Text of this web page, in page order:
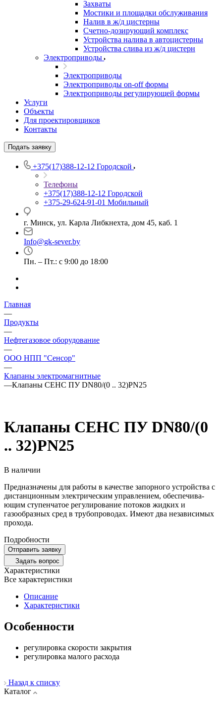
Захваты
Мостики и площадки обслуживания
Налив в ж/д цистерны
Счетно-дозирующий комплекс
Устройства налива в автоцистерны
Устройства слива из ж/д цистерн
Электроприводы
Электроприводы
Электроприводы on-off формы
Электроприводы регулирующей формы
Услуги
Объекты
Для проектировщиков
Контакты
Подать заявку
+375(17)388-12-12 Городской
Телефоны
+375(17)388-12-12 Городской
+375-29-624-91-01 Мобильный
г. Минск, ул. Карла Либкнехта, дом 45, каб. 1
Info@gk-sever.by
Пн. – Пт.: с 9:00 до 18:00
Главная
—
Продукты
—
Нефтегазовое оборудование
—
ООО НПП "Сенсор"
—
Клапаны электромагнитные
—Клапаны СЕНС ПУ DN80/(0 .. 32)PN25
Клапаны СЕНС ПУ DN80/(0
.. 32)PN25
В наличии
Пред­назна­чены для работы в качестве запорного устройства с
дистан­ционным электри­ческим управ­ле­нием, обес­пе­чи­ва­
ющим ступен­чатое регу­ли­ро­вание потоков жидких и
газообразных сред в трубо­про­водах. Имеют два неза­ви­симых
прохода.
Подробности
Отправить заявку
Задать вопрос
Характеристики
Все характеристики
Описание
Характеристики
Особенности
регулировка скорости закрытия
регулировка малого расхода
Назад к списку
Каталог